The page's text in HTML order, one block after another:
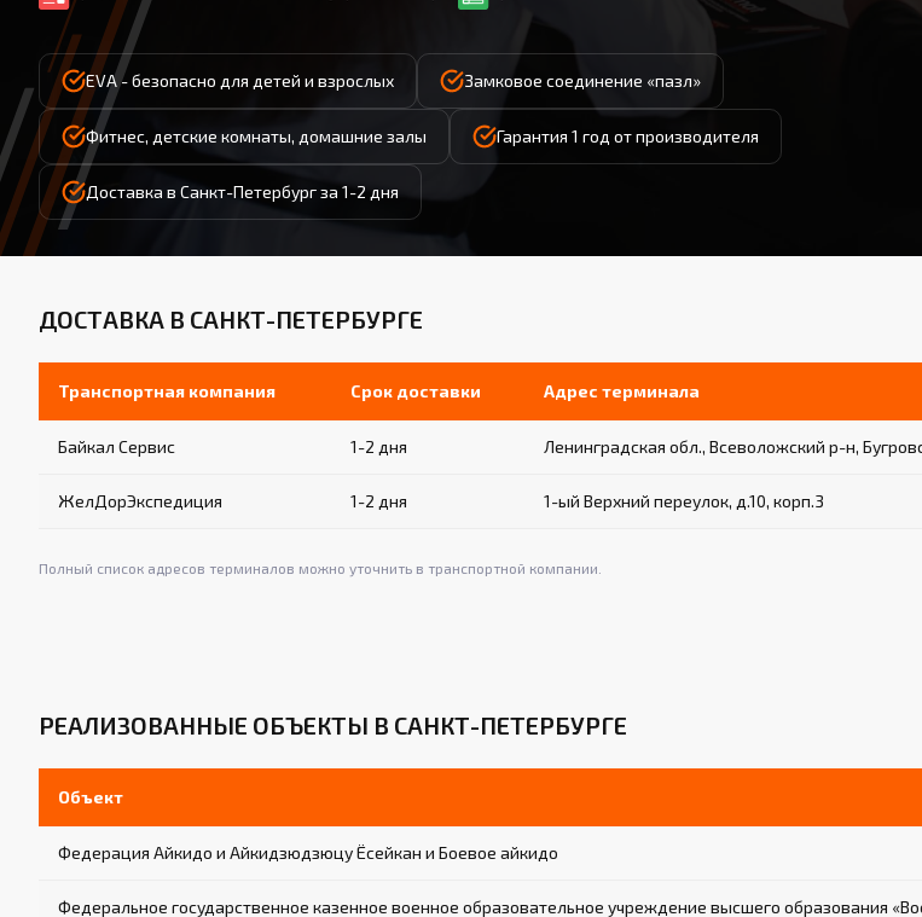
EVA - безопасно для детей и взрослых Замковое соединение «пазл»
Фитнес, детские комнаты, домашние залы Гарантия 1 год от производителя
Доставка в Санкт-Петербург за 1-2 дня
ДОСТАВКА В САНКТ-ПЕТЕРБУРГЕ
Транспортная компания Срок доставки Адрес терминала
Байкал Сервис 1-2 дня Ленинградская обл., Всеволожский р-н,
ЖелДорЭкспедиция 1-2 дня 1-ый Верхний переулок, д.10, корп.3
Полный список адресов терминалов можно уточнить в транспортной компании.
РЕАЛИЗОВАННЫЕ ОБЪЕКТЫ В САНКТ-ПЕТЕРБУРГЕ
Объект
Федерация Айкидо и Айкидзюдзюцу Ёсейкан и Боевое айкидо
Федеральное государственное казенное военное образовательное учреждение высшего образования